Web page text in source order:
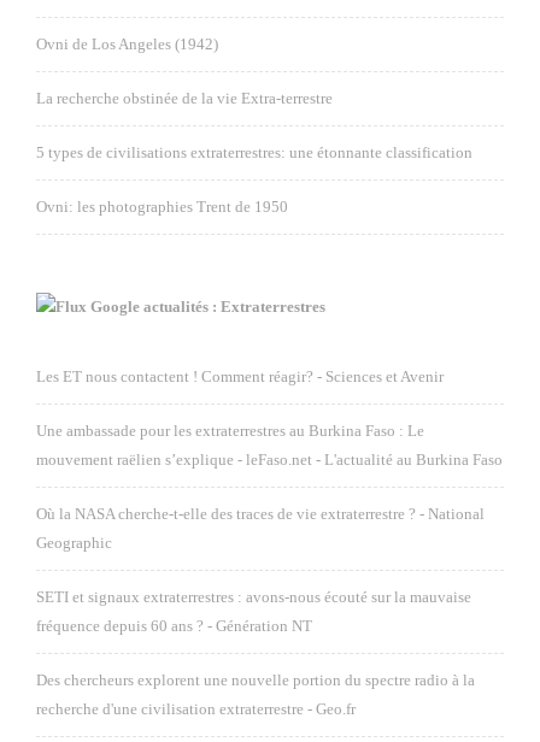
Ovni de Los Angeles (1942)
La recherche obstinée de la vie Extra-terrestre
5 types de civilisations extraterrestres: une étonnante classification
Ovni: les photographies Trent de 1950
Google actualités : Extraterrestres
Les ET nous contactent ! Comment réagir? - Sciences et Avenir
Une ambassade pour les extraterrestres au Burkina Faso : Le
mouvement raëlien s’explique - leFaso.net - L'actualité au Burkina Faso
Où la NASA cherche-t-elle des traces de vie extraterrestre ? - National
Geographic
SETI et signaux extraterrestres : avons-nous écouté sur la mauvaise
fréquence depuis 60 ans ? - Génération NT
Des chercheurs explorent une nouvelle portion du spectre radio à la
recherche d'une civilisation extraterrestre - Geo.fr